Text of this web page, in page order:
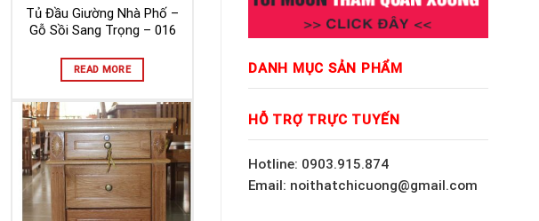
DANH MỤC SẢN PHẨM
HỖ TRỢ TRỰC TUYẾN
Hotline: 0903.915.874
Email: noithatchicuong@gmail.com
Tủ Đầu Giường Nhà Phố –
Gỗ Sồi Sang Trọng – 016
READ MORE